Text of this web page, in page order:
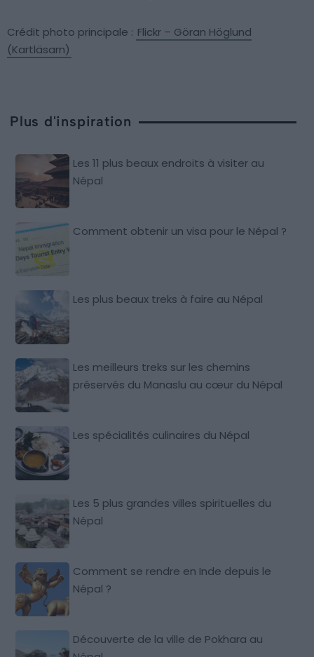
Crédit photo principale : Flickr – Göran Höglund
(Kartläsarn)
Plus d'inspiration
Les 11 plus beaux endroits à visiter au
Népal
Comment obtenir un visa pour le Népal ?
Les plus beaux treks à faire au Népal
Les meilleurs treks sur les chemins
préservés du Manaslu au cœur du Népal
Les spécialités culinaires du Népal
Les 5 plus grandes villes spirituelles du
Népal
Comment se rendre en Inde depuis le
Népal ?
Découverte de la ville de Pokhara au